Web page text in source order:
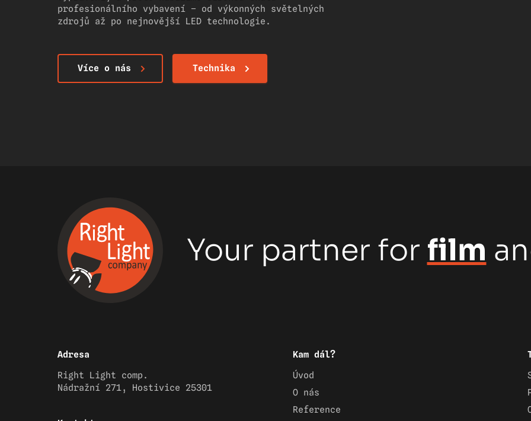
profesionálního vybavení – od výkonných světelných
zdrojů až po nejnovější LED technologie.
Více o nás Technika
Your partner for film
Adresa
Right Light comp.
Nádražní 271, Hostivice 25301
Kam dál?
Úvod
O nás
Reference